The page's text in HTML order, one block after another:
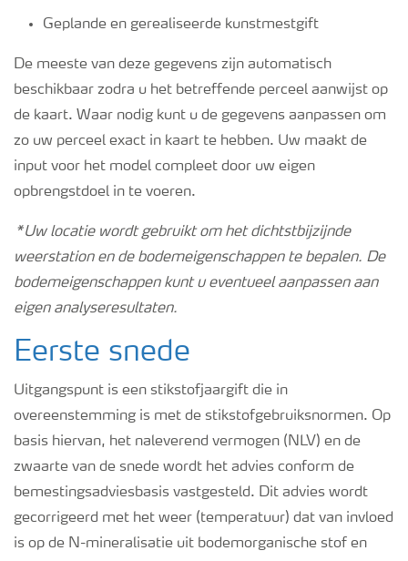
Geplande en gerealiseerde kunstmestgift
De meeste van deze gegevens zijn automatisch
beschikbaar zodra u het betreffende perceel aanwijst op
de kaart. Waar nodig kunt u de gegevens aanpassen om
zo uw perceel exact in kaart te hebben. Uw maakt de
input voor het model compleet door uw eigen
opbrengstdoel in te voeren.
*Uw locatie wordt gebruikt om het dichtstbijzijnde
weerstation en de bodemeigenschappen te bepalen. De
bodemeigenschappen kunt u eventueel aanpassen aan
eigen analyseresultaten.
Eerste snede
Uitgangspunt is een stikstofjaargift die in
overeenstemming is met de stikstofgebruiksnormen. Op
basis hiervan, het naleverend vermogen (NLV) en de
zwaarte van de snede wordt het advies conform de
bemestingsadviesbasis vastgesteld. Dit advies wordt
gecorrigeerd met het weer (temperatuur) dat van invloed
is op de N-mineralisatie uit bodemorganische stof en